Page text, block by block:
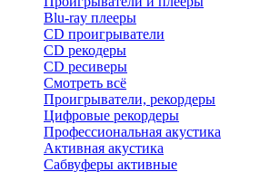
Blu-ray плееры
CD проигрыватели
CD рекодеры
CD ресиверы
Смотреть всё
Проигрыватели, рекордеры
Цифровые рекордеры
Профессиональная акустика
Активная акустика
Сабвуферы активные